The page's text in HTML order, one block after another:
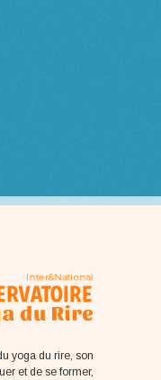
yoga du rire, son
et de se former,